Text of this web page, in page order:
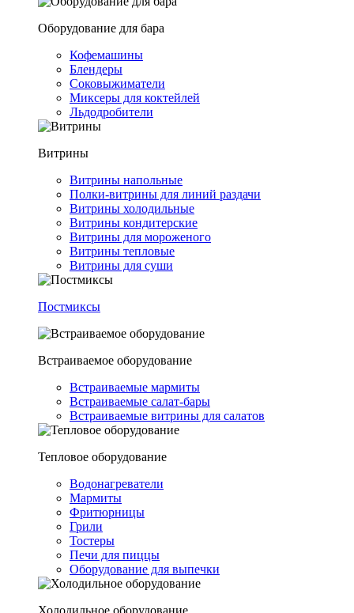
Оборудование для бара
Кофемашины
Блендеры
Соковыжиматели
Миксеры для коктейлей
Льдодробители
Витрины
Витрины напольные
Полки-витрины для линий раздачи
Витрины холодильные
Витрины кондитерские
Витрины для мороженого
Витрины тепловые
Витрины для суши
Постмиксы
Встраиваемое оборудование
Встраиваемые мармиты
Встраиваемые салат-бары
Встраиваемые витрины для салатов
Тепловое оборудование
Водонагреватели
Мармиты
Фритюрницы
Грили
Тостеры
Печи для пиццы
Оборудование для выпечки
Холодильное оборудование